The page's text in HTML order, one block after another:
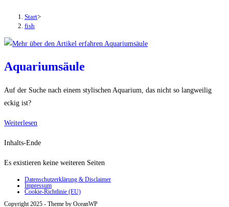
das
aus-
einzuklappen
Start>
fish
Aquariumsäule
Auf der Suche nach einem stylischen Aquarium, das nicht so langweilig
eckig ist?
Weiterlesen
Inhalts-Ende
Es existieren keine weiteren Seiten
Datenschutzerklärung & Disclaimer
Impressum
Cookie-Richtlinie (EU)
Copyright 2025 - Theme by OceanWP